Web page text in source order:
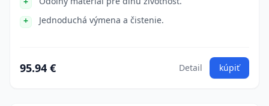
Jednoduchá výmena a čistenie.
95.94 € Detail kúpiť